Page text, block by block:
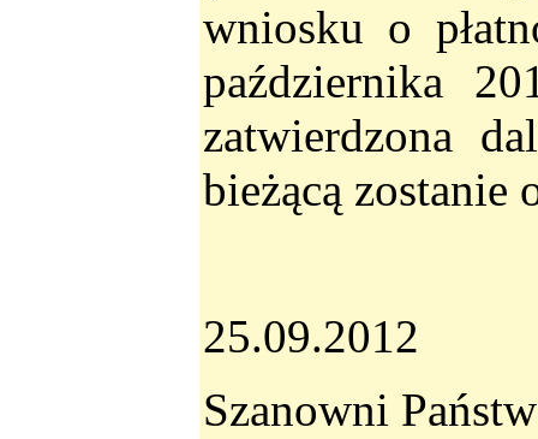
wniosku o
października
zatwierdzona
bieżącą zostanie
25.09.2012
Szanowni